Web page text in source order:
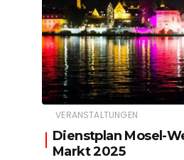
VERANSTALTUNGEN
Dienstplan Mosel-
Markt 2025